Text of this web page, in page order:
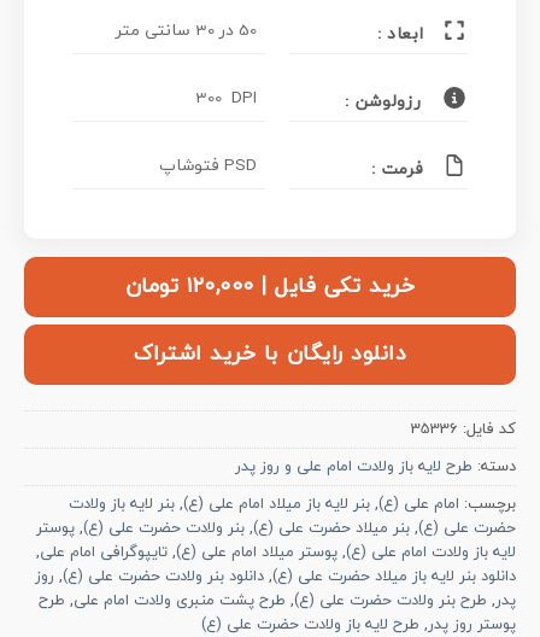
ابعاد : 50 در 30 سانتی متر
رزولوشن : 300 DPI
فرمت : PSD فتوشاپ
خرید تکی فایل | ۱۲۰,۰۰۰ تومان
دانلود رایگان با خرید اشتراک
کد فایل: 35336
دسته: طرح لایه باز ولادت امام علی و روز پدر
برچسب: امام علی (ع), بنر لایه باز میلاد امام علی (ع), بنر لایه باز ولادت
حضرت علی (ع), بنر میلاد حضرت علی (ع), بنر ولادت حضرت علی (ع), پوستر
لایه باز ولادت امام علی (ع), پوستر میلاد امام علی (ع), تایپوگرافی امام علی,
دانلود بنر لایه باز میلاد حضرت علی (ع), دانلود بنر ولادت حضرت علی (ع), روز
پدر, طرح بنر ولادت حضرت علی (ع), طرح پشت منبری ولادت امام علی, طرح
پوستر روز پدر, طرح لایه باز ولادت حضرت علی (ع)